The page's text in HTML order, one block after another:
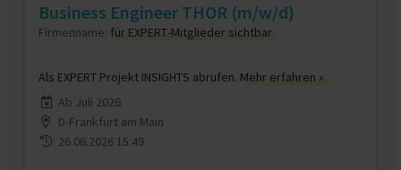
Business Engineer THOR (m/w/d)
Firmenname: für EXPERT-Mitglieder sichtbar
Als EXPERT Projekt INSIGHTS abrufen. Mehr erfahren »
Ab Juli 2026
D-Frankfurt am Main
26.06.2026 15:49